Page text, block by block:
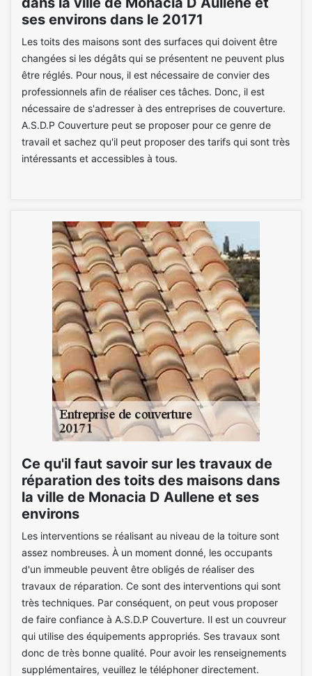
ses environs dans le 20171
Les toits des maisons sont des surfaces qui doivent être
changées si les dégâts qui se présentent ne peuvent plus
être réglés. Pour nous, il est nécessaire de convier des
professionnels afin de réaliser ces tâches. Donc, il est
nécessaire de s'adresser à des entreprises de couverture.
A.S.D.P Couverture peut se proposer pour ce genre de
travail et sachez qu'il peut proposer des tarifs qui sont très
intéressants et accessibles à tous.
Ce qu'il faut savoir sur les travaux de
réparation des toits des maisons dans
la ville de Monacia D Aullene et ses
environs
Les interventions se réalisant au niveau de la toiture sont
assez nombreuses. À un moment donné, les occupants
d'un immeuble peuvent être obligés de réaliser des
travaux de réparation. Ce sont des interventions qui sont
très techniques. Par conséquent, on peut vous proposer
de faire confiance à A.S.D.P Couverture. Il est un couvreur
qui utilise des équipements appropriés. Ses travaux sont
donc de très bonne qualité. Pour avoir les renseignements
supplémentaires, veuillez le téléphoner directement.